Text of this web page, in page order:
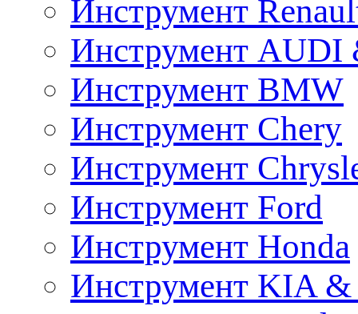
Инструмент
Инструмент AUDI
Инструмент BMW
Инструмент Chery
Инструмент
Инструмент Ford
Инструмент Honda
Инструмент KIA